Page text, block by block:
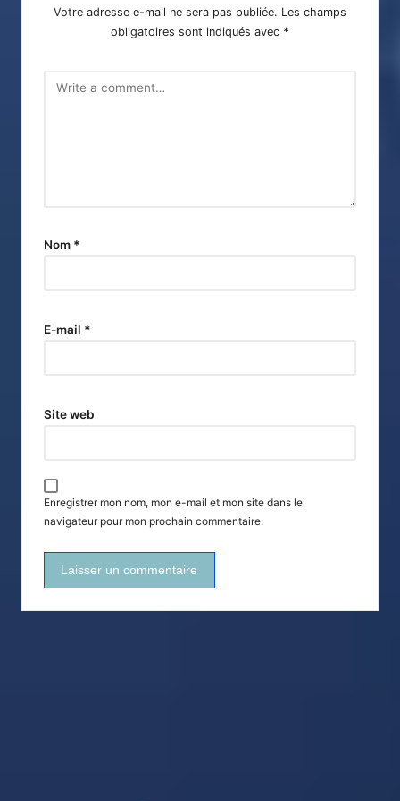
Votre adresse e-mail ne sera pas publiée. Les champs
obligatoires sont indiqués avec *
Nom *
E-mail *
Site web
Enregistrer mon nom, mon e-mail et mon site dans le
navigateur pour mon prochain commentaire.